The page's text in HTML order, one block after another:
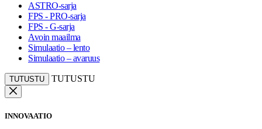
ASTRO-sarja
FPS - PRO-sarja
FPS - G-sarja
Avoin maailma
Simulaatio – lento
Simulaatio – avaruus
TUTUSTU TUTUSTU
INNOVAATIO